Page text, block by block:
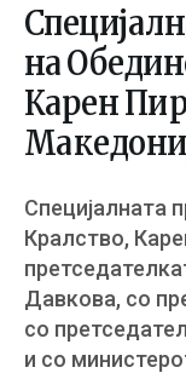
на
Карен
Специјалната
Кралство,
Давкова, со
со
и со